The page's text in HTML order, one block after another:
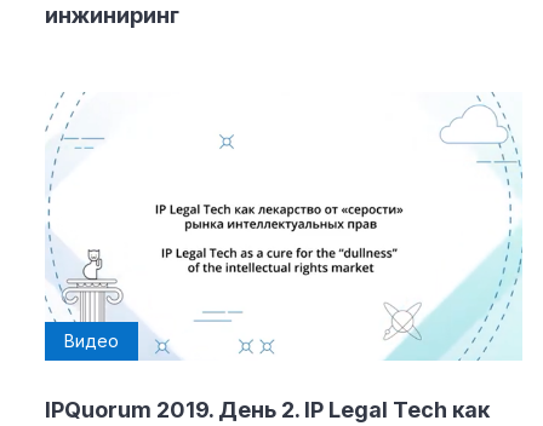
инжиниринг
Видео
IPQuorum 2019. День 2. IP Legal Tech как